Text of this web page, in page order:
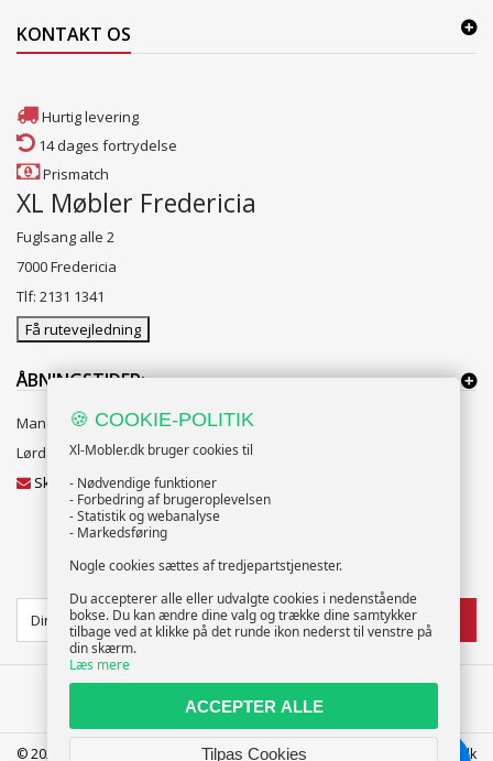
© 2025 XL-Møbler ApS | CVR: 39586207 | FREDERICIA | info@xl-mobler.dk
KONTAKT OS
Hurtig levering
14 dages fortrydelse
Prismatch
XL Møbler Fredericia
Fuglsang alle 2
7000 Fredericia
Tlf: 2131 1341
Få rutevejledning
ÅBNINGSTIDER:
Mandag til Fredag 10:00 til 18:00
Lørdag og Søndag 10:00 til 16:00
Skriv til vores kundeservice
NYHEDSBREV
TILMELD
🍪 COOKIE-POLITIK
Xl-Mobler.dk bruger cookies til
- Nødvendige funktioner
- Forbedring af brugeroplevelsen
- Statistik og webanalyse
- Markedsføring
Nogle cookies sættes af tredjepartstjenester.
Du accepterer alle eller udvalgte cookies i nedenstående
bokse. Du kan ændre dine valg og trække dine samtykker
tilbage ved at klikke på det runde ikon nederst til venstre på
din skærm.
Læs mere
ACCEPTER ALLE
Tilpas Cookies